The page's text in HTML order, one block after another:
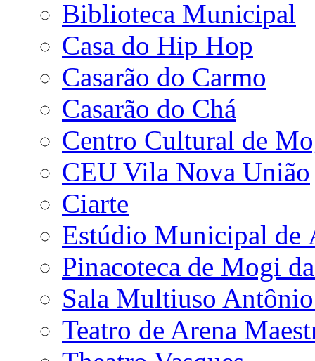
Biblioteca Municipal
Casa do Hip Hop
Casarão do Carmo
Casarão do Chá
Centro Cultural de
CEU Vila Nova União
Ciarte
Estúdio Municipal de
Pinacoteca de Mogi
Sala Multiuso
Teatro de Arena